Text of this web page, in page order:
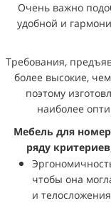
Очень важно
удобной и
Требования,
более высокие,
поэтому
наиболее
Мебель для
ряду
чтобы она
и